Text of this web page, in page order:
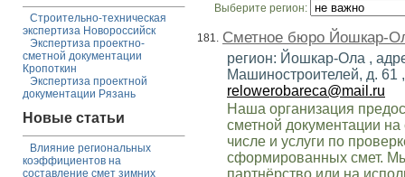
Строительно-техническая
экспертиза Новороссийск
Экспертиза проектно-
сметной документации
Кропоткин
Экспертиза проектной
документации Рязань
Новые статьи
Влияние региональных
коэффициентов на
составление смет зимних
Выберите регион:
181. Сметное бюро Йошкар-
регион: Йошкар-Ола ,
Машиностроителей, д. 61
relowerobareca@mail.ru
Наша организация
сметной документации
числе и услуги по
сформированных смет.
партнёрство или на